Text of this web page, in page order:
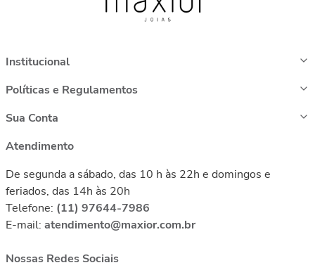
Institucional
Políticas e Regulamentos
Sua Conta
Atendimento
De segunda a sábado, das 10 h às 22h e domingos e
feriados, das 14h às 20h
Telefone: (11) 97644-7986
E-mail: atendimento@maxior.com.br
Nossas Redes Sociais